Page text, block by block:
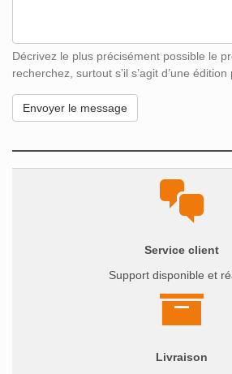
Décrivez le plus précisément possible le
recherchez, surtout s’il s’agit d’une
Service client
Support disponible et
Livraison